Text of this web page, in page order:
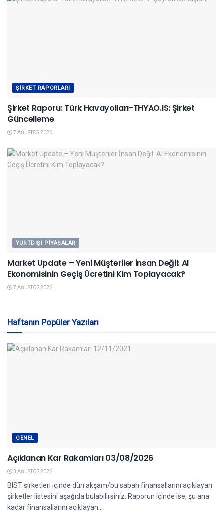
ŞIRKET RAPORLARI
Şirket Raporu: Türk Havayolları-THYAO.IS: Şirket
Güncelleme
7 AĞUSTOS 2026
YURTDIŞI PIYASALAR
Market Update – Yeni Müşteriler İnsan Değil: AI
Ekonomisinin Geçiş Ücretini Kim Toplayacak?
7 AĞUSTOS 2026
Haftanın Popüler Yazıları
GENEL
Açıklanan Kar Rakamları 03/08/2026
3 AĞUSTOS 2026
BIST şirketleri içinde dün akşam/bu sabah finansallarını açıklayan
şirketler listesini aşağıda bulabilirsiniz. Raporun içinde ise, şu ana
kadar finansallarını açıklayan...